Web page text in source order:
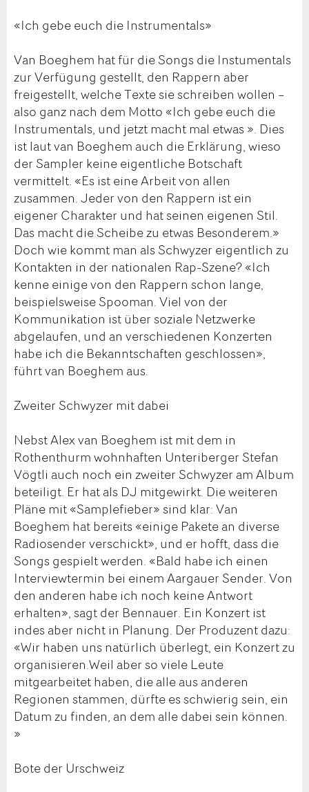
«Ich gebe euch die Instrumentals»
Van Boeghem hat für die Songs die Instumentals
zur Verfügung gestellt, den Rappern aber
freigestellt, welche Texte sie schreiben wollen –
also ganz nach dem Motto «Ich gebe euch die
Instrumentals, und jetzt macht mal etwas ». Dies
ist laut van Boeghem auch die Erklärung, wieso
der Sampler keine eigentliche Botschaft
vermittelt. «Es ist eine Arbeit von allen
zusammen. Jeder von den Rappern ist ein
eigener Charakter und hat seinen eigenen Stil.
Das macht die Scheibe zu etwas Besonderem.»
Doch wie kommt man als Schwyzer eigentlich zu
Kontakten in der nationalen Rap-Szene? «Ich
kenne einige von den Rappern schon lange,
beispielsweise Spooman. Viel von der
Kommunikation ist über soziale Netzwerke
abgelaufen, und an verschiedenen Konzerten
habe ich die Bekanntschaften geschlossen»,
führt van Boeghem aus.
Zweiter Schwyzer mit dabei
Nebst Alex van Boeghem ist mit dem in
Rothenthurm wohnhaften Unteriberger Stefan
Vögtli auch noch ein zweiter Schwyzer am Album
beteiligt. Er hat als DJ mitgewirkt. Die weiteren
Pläne mit «Samplefieber» sind klar: Van
Boeghem hat bereits «einige Pakete an diverse
Radiosender verschickt», und er hofft, dass die
Songs gespielt werden. «Bald habe ich einen
Interviewtermin bei einem Aargauer Sender. Von
den anderen habe ich noch keine Antwort
erhalten», sagt der Bennauer. Ein Konzert ist
indes aber nicht in Planung. Der Produzent dazu:
«Wir haben uns natürlich überlegt, ein Konzert zu
organisieren.Weil aber so viele Leute
mitgearbeitet haben, die alle aus anderen
Regionen stammen, dürfte es schwierig sein, ein
Datum zu finden, an dem alle dabei sein können.
»
Bote der Urschweiz